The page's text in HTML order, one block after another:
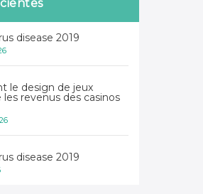
disease 2019
le design de jeux
revenus des casinos
disease 2019